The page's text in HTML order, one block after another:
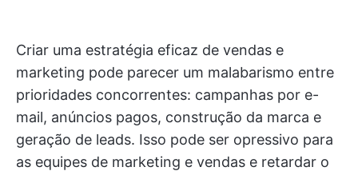
Criar uma estratégia eficaz de vendas e
marketing pode parecer um malabarismo entre
prioridades concorrentes: campanhas por e-
mail, anúncios pagos, construção da marca e
geração de leads. Isso pode ser opressivo para
as equipes de marketing e vendas e retardar o